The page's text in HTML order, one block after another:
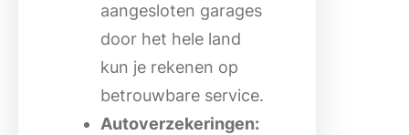
aangesloten garages
door het hele land
kun je rekenen op
betrouwbare service.
Autoverzekeringen: